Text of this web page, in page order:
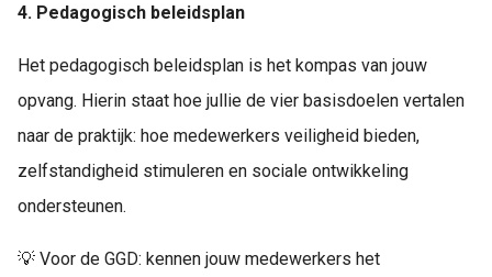
4. Pedagogisch beleidsplan
Het pedagogisch beleidsplan is het kompas van jouw
opvang. Hierin staat hoe jullie de vier basisdoelen vertalen
naar de praktijk: hoe medewerkers veiligheid bieden,
zelfstandigheid stimuleren en sociale ontwikkeling
ondersteunen.
💡 Voor de GGD: kennen jouw medewerkers het